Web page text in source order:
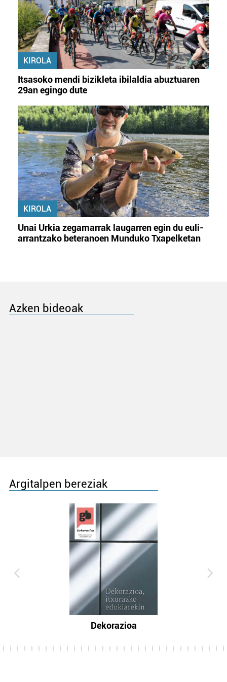
KIROLA
Itsasoko mendi bizikleta ibilaldia abuztuaren
29an egingo dute
KIROLA
Unai Urkia zegamarrak laugarren egin du euli-
arrantzako beteranoen Munduko Txapelketan
Azken bideoak
Argitalpen bereziak
Dekorazioa